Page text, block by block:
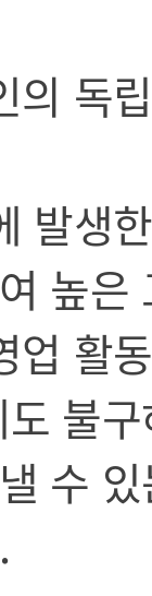
의 독
발생
높
업 활
불
수